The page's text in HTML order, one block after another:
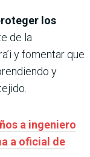
los
de la
y fomentar que
y
a ingeniero
a oficial de